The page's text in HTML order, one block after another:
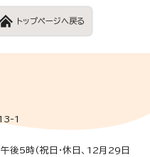
トップページへ戻る
13-1
後5時(祝日・休日、12月29日